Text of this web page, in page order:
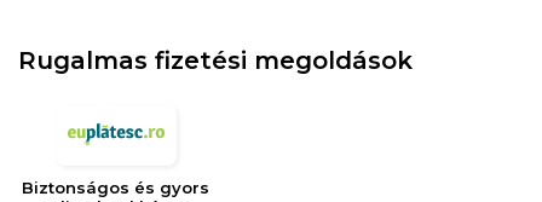
Rugalmas fizetési megoldások
Biztonságos és gyors